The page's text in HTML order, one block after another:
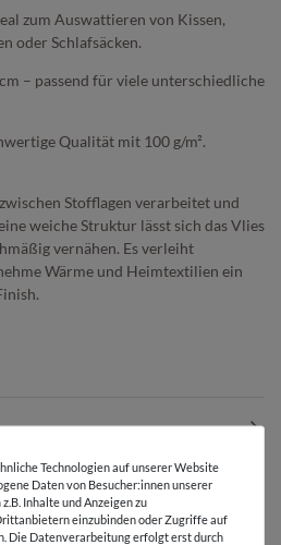
zum Auswattieren von Kissen,
oder Schlafsäcken.
– passend für viele unterschiedliche
Qualität mit 100 g/m².
Stofflagen verarbeitet und
weiche Struktur lässt sich das Vlies
vernähen. Es verleiht
Wärme und Heimtextilien ein
Technologien auf unserer Website
Daten von Besucher:innen unserer
Inhalte und Anzeigen zu
einzubinden oder Zugriffe auf
Die Datenverarbeitung erfolgt erst durch